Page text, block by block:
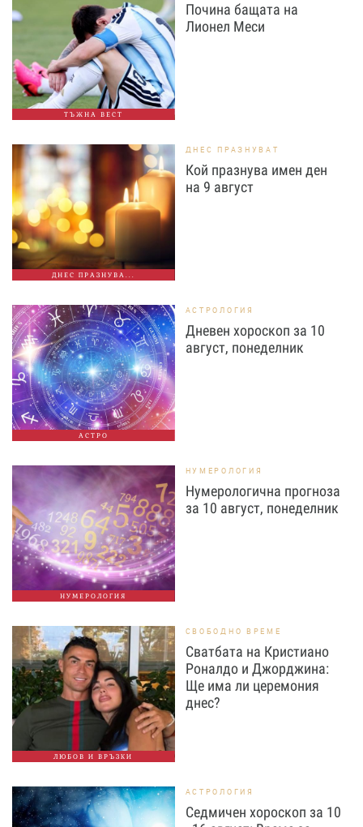
ТЪЖНА ВЕСТ
Почина бащата на
Лионел Меси
ДНЕС ПРАЗНУВА...
ДНЕС ПРАЗНУВАТ
Кой празнува имен ден
на 9 август
АСТРО
АСТРОЛОГИЯ
Дневен хороскоп за 10
август, понеделник
НУМЕРОЛОГИЯ
НУМЕРОЛОГИЯ
Нумерологична прогноза
за 10 август, понеделник
ЛЮБОВ И ВРЪЗКИ
СВОБОДНО ВРЕМЕ
Сватбата на Кристиано
Роналдо и Джорджина:
Ще има ли церемония
днес?
АСТРОЛОГИЯ
Седмичен хороскоп за 10